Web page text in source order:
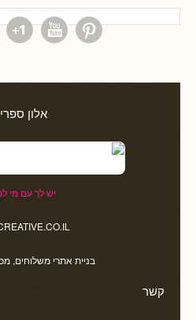
אלון
יש לך עם מי
בניית אתרי משלוחים,
קשר